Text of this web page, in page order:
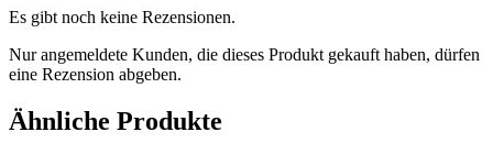
Es gibt noch keine Rezensionen.
Nur angemeldete Kunden, die dieses Produkt gekauft haben, dürfen
eine Rezension abgeben.
Ähnliche Produkte